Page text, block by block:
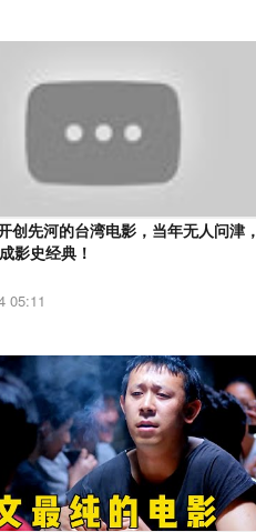
创先河的台湾电影，当年无人问津，
影史经典！
05:11